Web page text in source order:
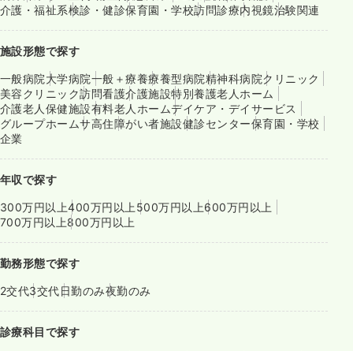
介護・福祉系検診・健診保育園・学校訪問診療内視鏡治験関連
施設形態で探す
一般病院大学病院一般＋療養療養型病院精神科病院クリニック
美容クリニック訪問看護介護施設特別養護老人ホーム
介護老人保健施設有料老人ホームデイケア・デイサービス
グループホームサ高住障がい者施設健診センター保育園・学校
企業
年収で探す
300万円以上400万円以上 500万円以上600万円以上
700万円以上800万円以上
勤務形態で探す
2交代3交代日勤のみ夜勤のみ
診療科目で探す